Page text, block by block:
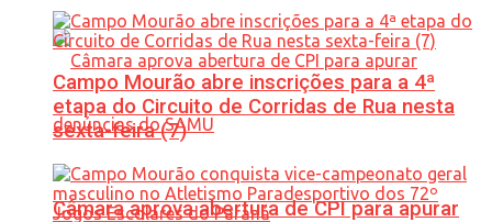
Câmara aprova abertura de CPI para apurar
Campo Mourão abre inscrições para a 4ª
etapa do Circuito de Corridas de Rua nesta
sexta-feira (7)